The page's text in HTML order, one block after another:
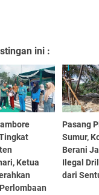
ini :
Ketua
Pasang
Sumur,
Berani
Ilegal
dari